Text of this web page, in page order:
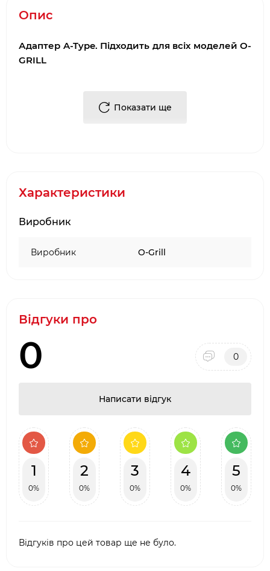
Опис
Адаптер A-Type. Підходить для всіх моделей O-
GRILL
газових балонів. Міцний, легкий, компактний.
Показати ще
Характеристики
Виробник
Виробник O-Grill
Відгуки про
0 0
Написати відгук
1
0%
2
0%
3
0%
4
0%
5
0%
Відгуків про цей товар ще не було.